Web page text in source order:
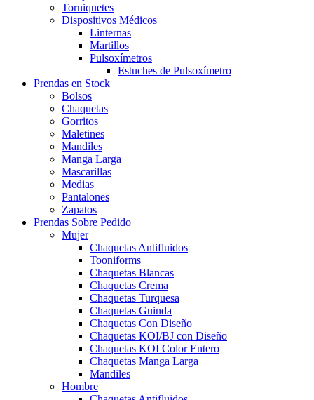
Torniquetes
Dispositivos Médicos
Linternas
Martillos
Pulsoxímetros
Estuches de Pulsoxímetro
Prendas en Stock
Bolsos
Chaquetas
Gorritos
Maletines
Mandiles
Manga Larga
Mascarillas
Medias
Pantalones
Zapatos
Prendas Sobre Pedido
Mujer
Chaquetas Antifluidos
Tooniforms
Chaquetas Blancas
Chaquetas Crema
Chaquetas Turquesa
Chaquetas Guinda
Chaquetas Con Diseño
Chaquetas KOI/BJ con Diseño
Chaquetas KOI Color Entero
Chaquetas Manga Larga
Mandiles
Hombre